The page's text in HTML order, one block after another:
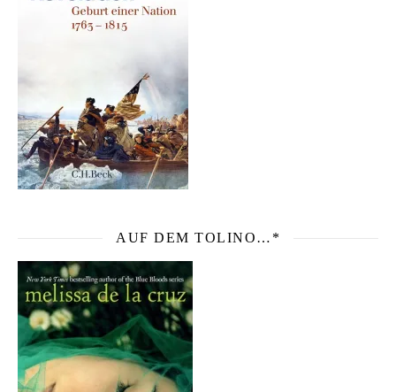
AUF DEM TOLINO…*